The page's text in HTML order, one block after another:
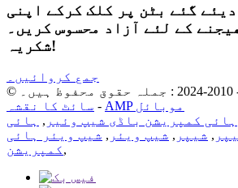
گئے بٹن پر کلک کرکے اپنی
کے لئے آزاد محسوس کریں۔
شکریہ!
جمع کروائیں۔
سائٹ کا نقشہ -
AMP موبائل
ہائی کمپریشن باڈی شیپ وئیر , ہائی
, شیپر , شیپ ویئر , شیپ ویئر ہائی
کمپریشن,